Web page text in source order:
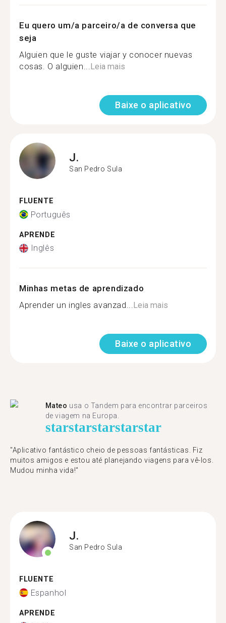
Eu quero um/a parceiro/a de conversa que
seja
Alguien que le guste viajar y conocer nuevas
cosas. O alguien...Leia mais
Baixe o aplicativo
J.
San Pedro Sula
FLUENTE
Português
APRENDE
Inglês
Minhas metas de aprendizado
Aprender un ingles avanzad...Leia mais
Baixe o aplicativo
Mateo usa o Tandem para encontrar parceiros
de viagem na Europa.
starstarstarstarstar
"Aplicativo fantástico cheio de pessoas fantásticas. Fiz
muitos amigos e estou até planejando viagens para vê-los.
Mudou minha vida!"
J.
San Pedro Sula
FLUENTE
Espanhol
APRENDE